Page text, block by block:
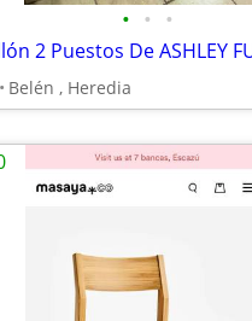
• • •
Belén , Heredia